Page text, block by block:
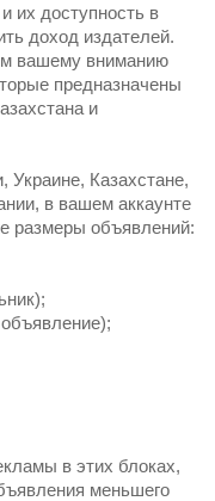
их доступность в
доход издателей.
вашему вниманию
предназначены
и
Украине, Казахстане,
в вашем аккаунте
размеры объявлений:
в этих блоках,
меньшего